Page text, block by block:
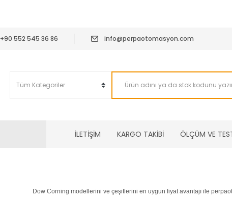
+90 552 545 36 86 info@perpaotomasyon.com
İLETİŞİM KARGO TAKİBİ ÖLÇÜM VE
Dow Corning modellerini ve çeşitlerini en uygun fiyat avantajı ile